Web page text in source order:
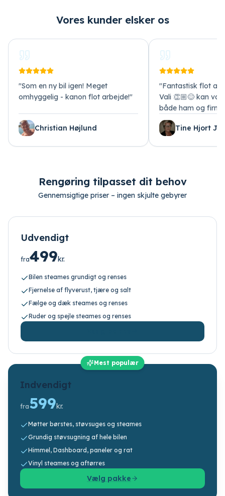
Vores kunder elsker os
"Som en ny bil igen! Meget
omhyggelig - kanon flot arbejde!"
Christian Højlund
"Fantastisk flot
Vali 👏🏼😊 kan
både ham og
Tine Hjort
Rengøring tilpasset dit behov
Gennemsigtige priser – ingen skjulte gebyrer
Udvendigt
fra499kr.
Bilen steames grundigt og renses
Fjernelse af flyverust, tjære og salt
Fælge og dæk steames og renses
Ruder og spejle steames og renses
Mest populær
Indvendigt
fra599kr.
Møtter børstes, støvsuges og steames
Grundig støvsugning af hele bilen
Himmel, Dashboard, paneler og rat
Vinyl steames og aftørres
Vælg pakke